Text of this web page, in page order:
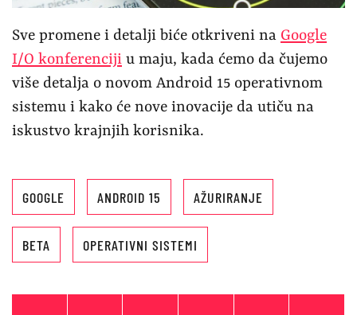
Sve promene i detalji biće otkriveni na Google
I/O konferenciji u maju, kada ćemo da čujemo
više detalja o novom Android 15 operativnom
sistemu i kako će nove inovacije da utiču na
iskustvo krajnjih korisnika.
GOOGLE ANDROID 15 AŽURIRANJE
BETA OPERATIVNI SISTEMI